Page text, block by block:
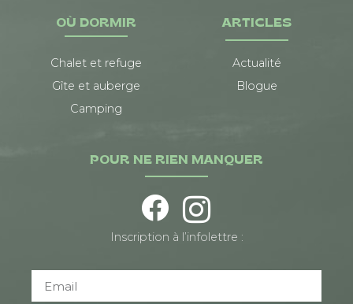
OÙ DORMIR
Chalet et refuge
Gîte et auberge
Camping
ARTICLES
Actualité
Blogue
POUR NE RIEN MANQUER
Inscription à l’infolettre :